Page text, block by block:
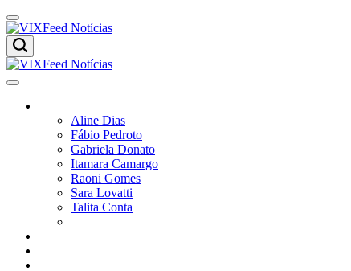
Aline Dias
Fábio Pedroto
Gabriela Donato
Itamara Camargo
Raoni Gomes
Sara Lovatti
Talita Conta